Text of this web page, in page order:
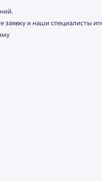
заявку и наши специалисты